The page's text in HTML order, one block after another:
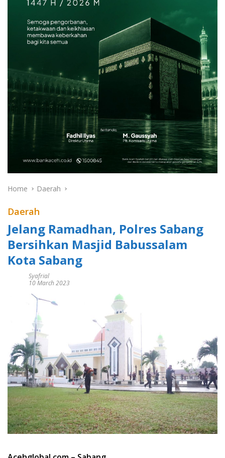
Home Daerah
Daerah
Jelang Ramadhan, Polres Sabang
Bersihkan Masjid Babussalam
Kota Sabang
Syafrial
10 March 2023